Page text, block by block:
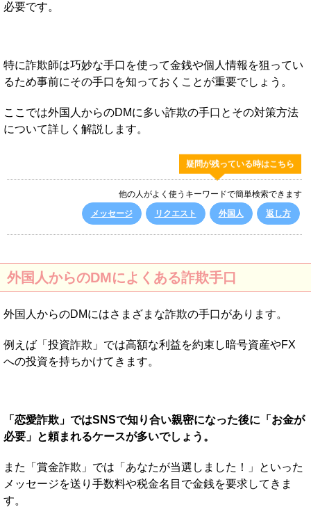
必要です。
特に詐欺師は巧妙な手口を使って金銭や個人情報を狙ってい
るため事前にその手口を知っておくことが重要でしょう。
ここでは外国人からのDMに多い詐欺の手口とその対策方法
について詳しく解説します。
疑問が残っている時はこちら
他の人がよく使うキーワードで簡単検索できます
メッセージ
リクエスト 外国人 返し方
外国人からのDMによくある詐欺手口
外国人からのDMにはさまざまな詐欺の手口があります。
例えば「投資詐欺」では高額な利益を約束し暗号資産やFX
への投資を持ちかけてきます。
「恋愛詐欺」ではSNSで知り合い親密になった後に「お金が
必要」と頼まれるケースが多いでしょう。
また「賞金詐欺」では「あなたが当選しました！」といった
メッセージを送り手数料や税金名目で金銭を要求してきま
す。